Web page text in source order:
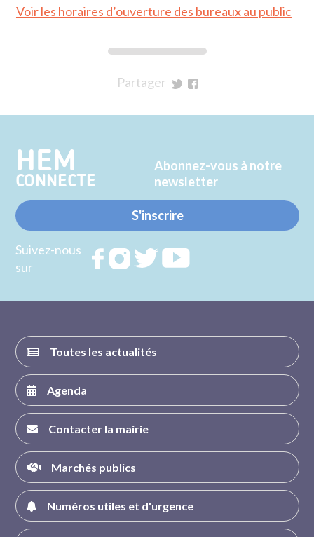
Voir les horaires d’ouverture des bureaux au public
Partager
Twitter
Facebook
HEM
CONNECTE
Abonnez-vous à notre
newsletter
S'inscrire
Suivez-nous
sur
RejoignezRejoignezRejoignez
Toutes les actualités
Agenda
Contacter la mairie
Marchés publics
Numéros utiles et d'urgence